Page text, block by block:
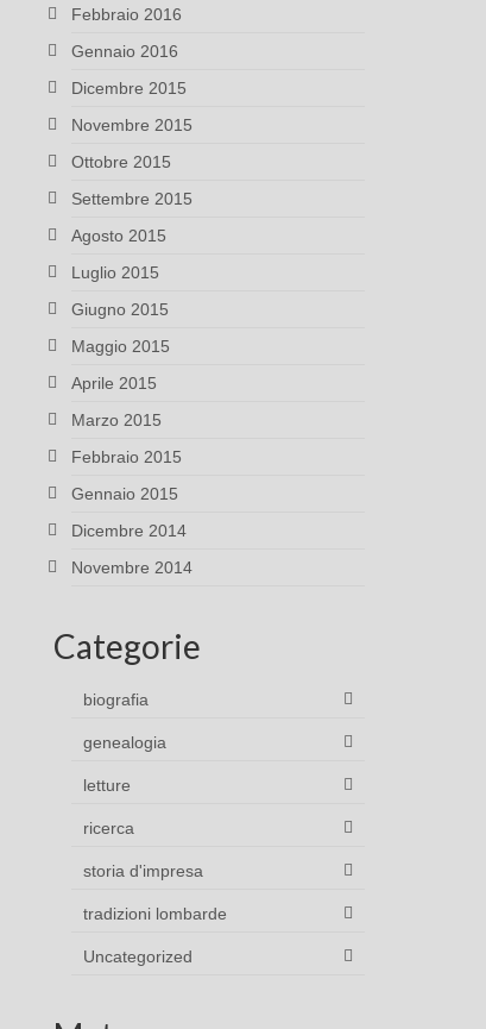
Febbraio 2016
Gennaio 2016
Dicembre 2015
Novembre 2015
Ottobre 2015
Settembre 2015
Agosto 2015
Luglio 2015
Giugno 2015
Maggio 2015
Aprile 2015
Marzo 2015
Febbraio 2015
Gennaio 2015
Dicembre 2014
Novembre 2014
Categorie
biografia
genealogia
letture
ricerca
storia d'impresa
tradizioni lombarde
Uncategorized